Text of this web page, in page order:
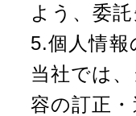
よう、委
5.個人情
当社では
容の訂正